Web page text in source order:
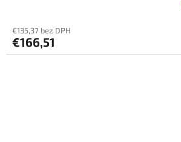
€135,37 bez DPH
€166,51